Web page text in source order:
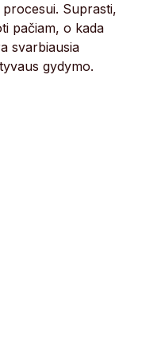
Suprasti,
pačiam, o kada
svarbiausia
gydymo.